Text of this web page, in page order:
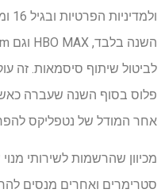
ולמדיניות הפרטיות ובגיל 16 ומעלה.
לביטול שיתוף סיסמאות. זה
פלוס בסוף השנה שעברה
אחר המודל של נטפליקס
מכיוון שהרשמות לשירותי
סטרימרים ואחרים מנסים